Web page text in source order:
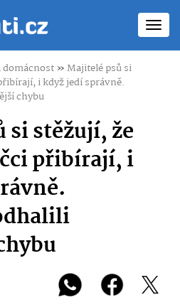
domácnost»Majitelé psů si
i když jedí správně.
chybu
si stěžují, že
přibírají, i